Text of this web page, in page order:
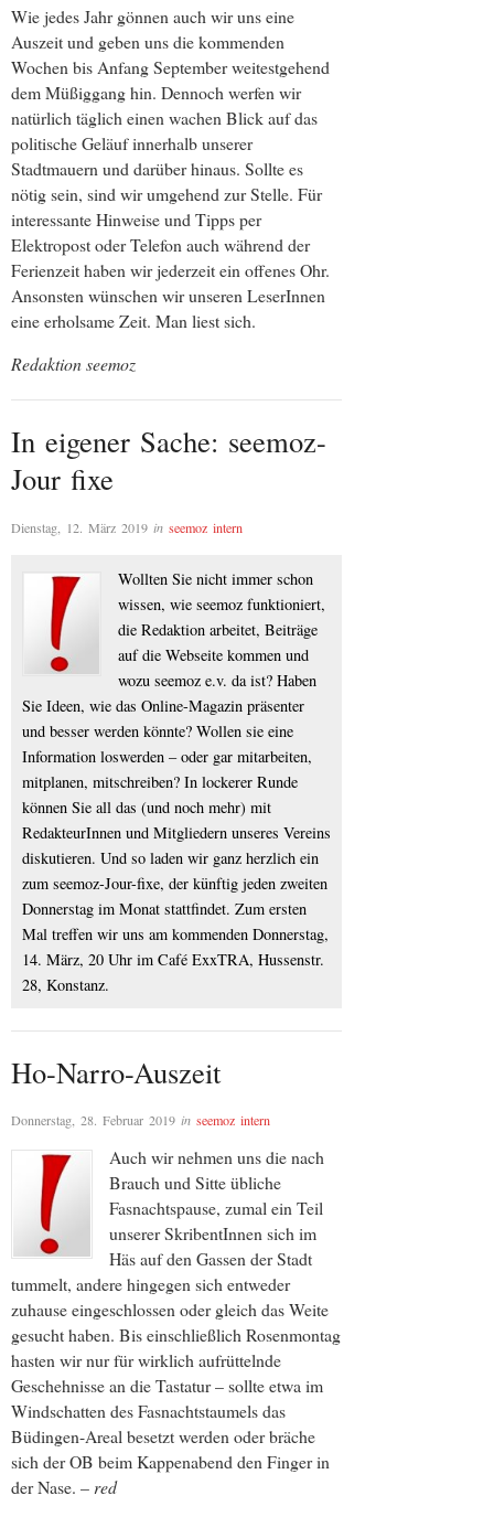
Wie jedes Jahr gönnen auch wir uns eine
Auszeit und geben uns die kommenden
Wochen bis Anfang September weitestgehend
dem Müßiggang hin. Dennoch werfen wir
natürlich täglich einen wachen Blick auf das
politische Geläuf innerhalb unserer
Stadtmauern und darüber hinaus. Sollte es
nötig sein, sind wir umgehend zur Stelle. Für
interessante Hinweise und Tipps per
Elektropost oder Telefon auch während der
Ferienzeit haben wir jederzeit ein offenes Ohr.
Ansonsten wünschen wir unseren LeserInnen
eine erholsame Zeit. Man liest sich.
Redaktion seemoz
In eigener Sache: seemoz-
Jour fixe
Dienstag, 12. März 2019 in seemoz intern
Wollten Sie nicht immer schon
wissen, wie seemoz funktioniert,
die Redaktion arbeitet, Beiträge
auf die Webseite kommen und
wozu seemoz e.v. da ist? Haben
Sie Ideen, wie das Online-Magazin präsenter
und besser werden könnte? Wollen sie eine
Information loswerden – oder gar mitarbeiten,
mitplanen, mitschreiben? In lockerer Runde
können Sie all das (und noch mehr) mit
RedakteurInnen und Mitgliedern unseres Vereins
diskutieren. Und so laden wir ganz herzlich ein
zum seemoz-Jour-fixe, der künftig jeden zweiten
Donnerstag im Monat stattfindet. Zum ersten
Mal treffen wir uns am kommenden Donnerstag,
14. März, 20 Uhr im Café ExxTRA, Hussenstr.
28, Konstanz.
Ho-Narro-Auszeit
Donnerstag, 28. Februar 2019 in seemoz intern
Auch wir nehmen uns die nach
Brauch und Sitte übliche
Fasnachtspause, zumal ein Teil
unserer SkribentInnen sich im
Häs auf den Gassen der Stadt
tummelt, andere hingegen sich entweder
zuhause eingeschlossen oder gleich das Weite
gesucht haben. Bis einschließlich Rosenmontag
hasten wir nur für wirklich aufrüttelnde
Geschehnisse an die Tastatur – sollte etwa im
Windschatten des Fasnachtstaumels das
Büdingen-Areal besetzt werden oder bräche
sich der OB beim Kappenabend den Finger in
der Nase. –red